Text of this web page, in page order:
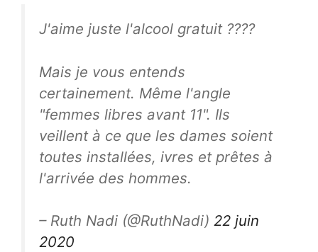
J'aime juste l'alcool gratuit ????
Mais je vous entends
certainement. Même l'angle
"femmes libres avant 11". Ils
veillent à ce que les dames soient
toutes installées, ivres et prêtes à
l'arrivée des hommes.
– Ruth Nadi (@RuthNadi) 22 juin
2020